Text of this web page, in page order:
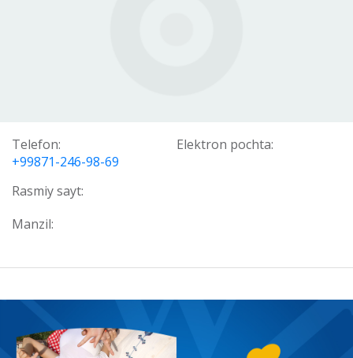
Telefon:
+99871-246-98-69
Elektron pochta:
Rasmiy sayt:
Manzil: